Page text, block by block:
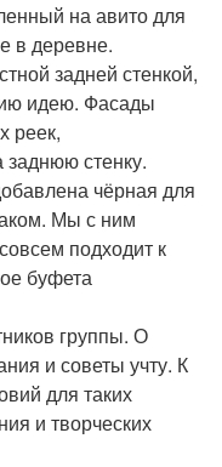
на авито для
в деревне.
задней стенкой,
идею. Фасады
реек,
стенку.
чёрная для
Мы с ним
подходит к
буфета
группы. О
и советы учту. К
для таких
и творческих